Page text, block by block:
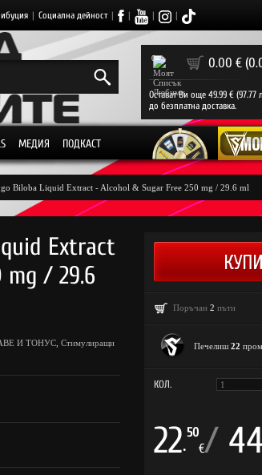
| Социална дейност | | | |
0 0.00 €
Остават Ви още 49.99 € (97.77
до безплатна доставка.
МЕДИЯ ПОДКАСТ
Biloba Liquid Extract - Alcohol & Sugar Free 250 mg / 29.6 ml
Extract
mg / 29.6
И ТОНУС Стимулиращи
Поръчан 2 пъти
Печелиш 22
КОЛ.
22.
50
€/ 44